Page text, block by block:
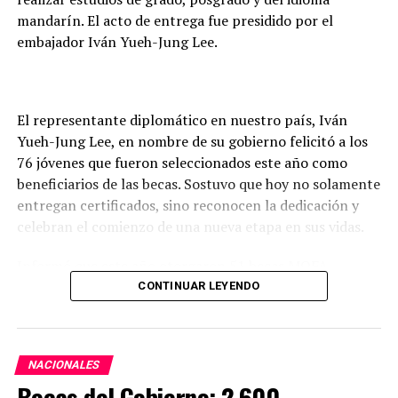
ARRIBA SIGUIENTE
Ministerio de Trabajo recibió denuncias contra 49
empresas que no pagaron aguinaldo
Paraguay durante el año 2022
mandarín. El acto de entrega fue presidido por el
embajador Iván Yueh-Jung Lee.
El representante diplomático en nuestro país, Iván
Yueh-Jung Lee, en nombre de su gobierno felicitó a los
76 jóvenes que fueron seleccionados este año como
beneficiarios de las becas. Sostuvo que hoy no solamente
entregan certificados, sino reconocen la dedicación y
celebran el comienzo de una nueva etapa en sus vidas.
Taiwán; 13 del Fondo de Cooperación y Desarrollo
Internacional (International Cooperation and
Development Fund) de la República de China (Taiwán
(ICDF); 10 Huayu para estudio del idioma mandarín y 2
becas de Maestría en Ciencias Policiales, con los que
totalizan 76 becas.
CONTINUAR LEYENDO
NACIONALES